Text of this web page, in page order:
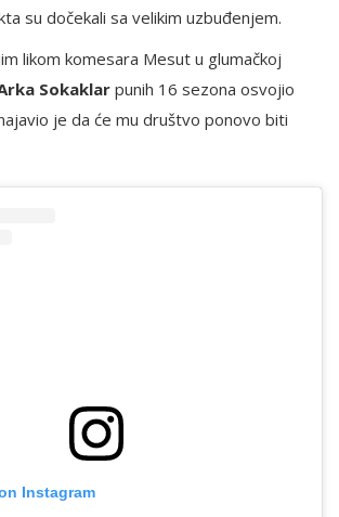
su dočekali sa velikim uzbuđenjem.
likom komesara Mesut u glumačkoj
Sokaklar punih 16 sezona osvojio
je da će mu društvo ponovo biti
Instagram